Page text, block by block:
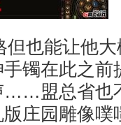
也能让他大
镯在此之前
……盟总省也
版庄园雕像